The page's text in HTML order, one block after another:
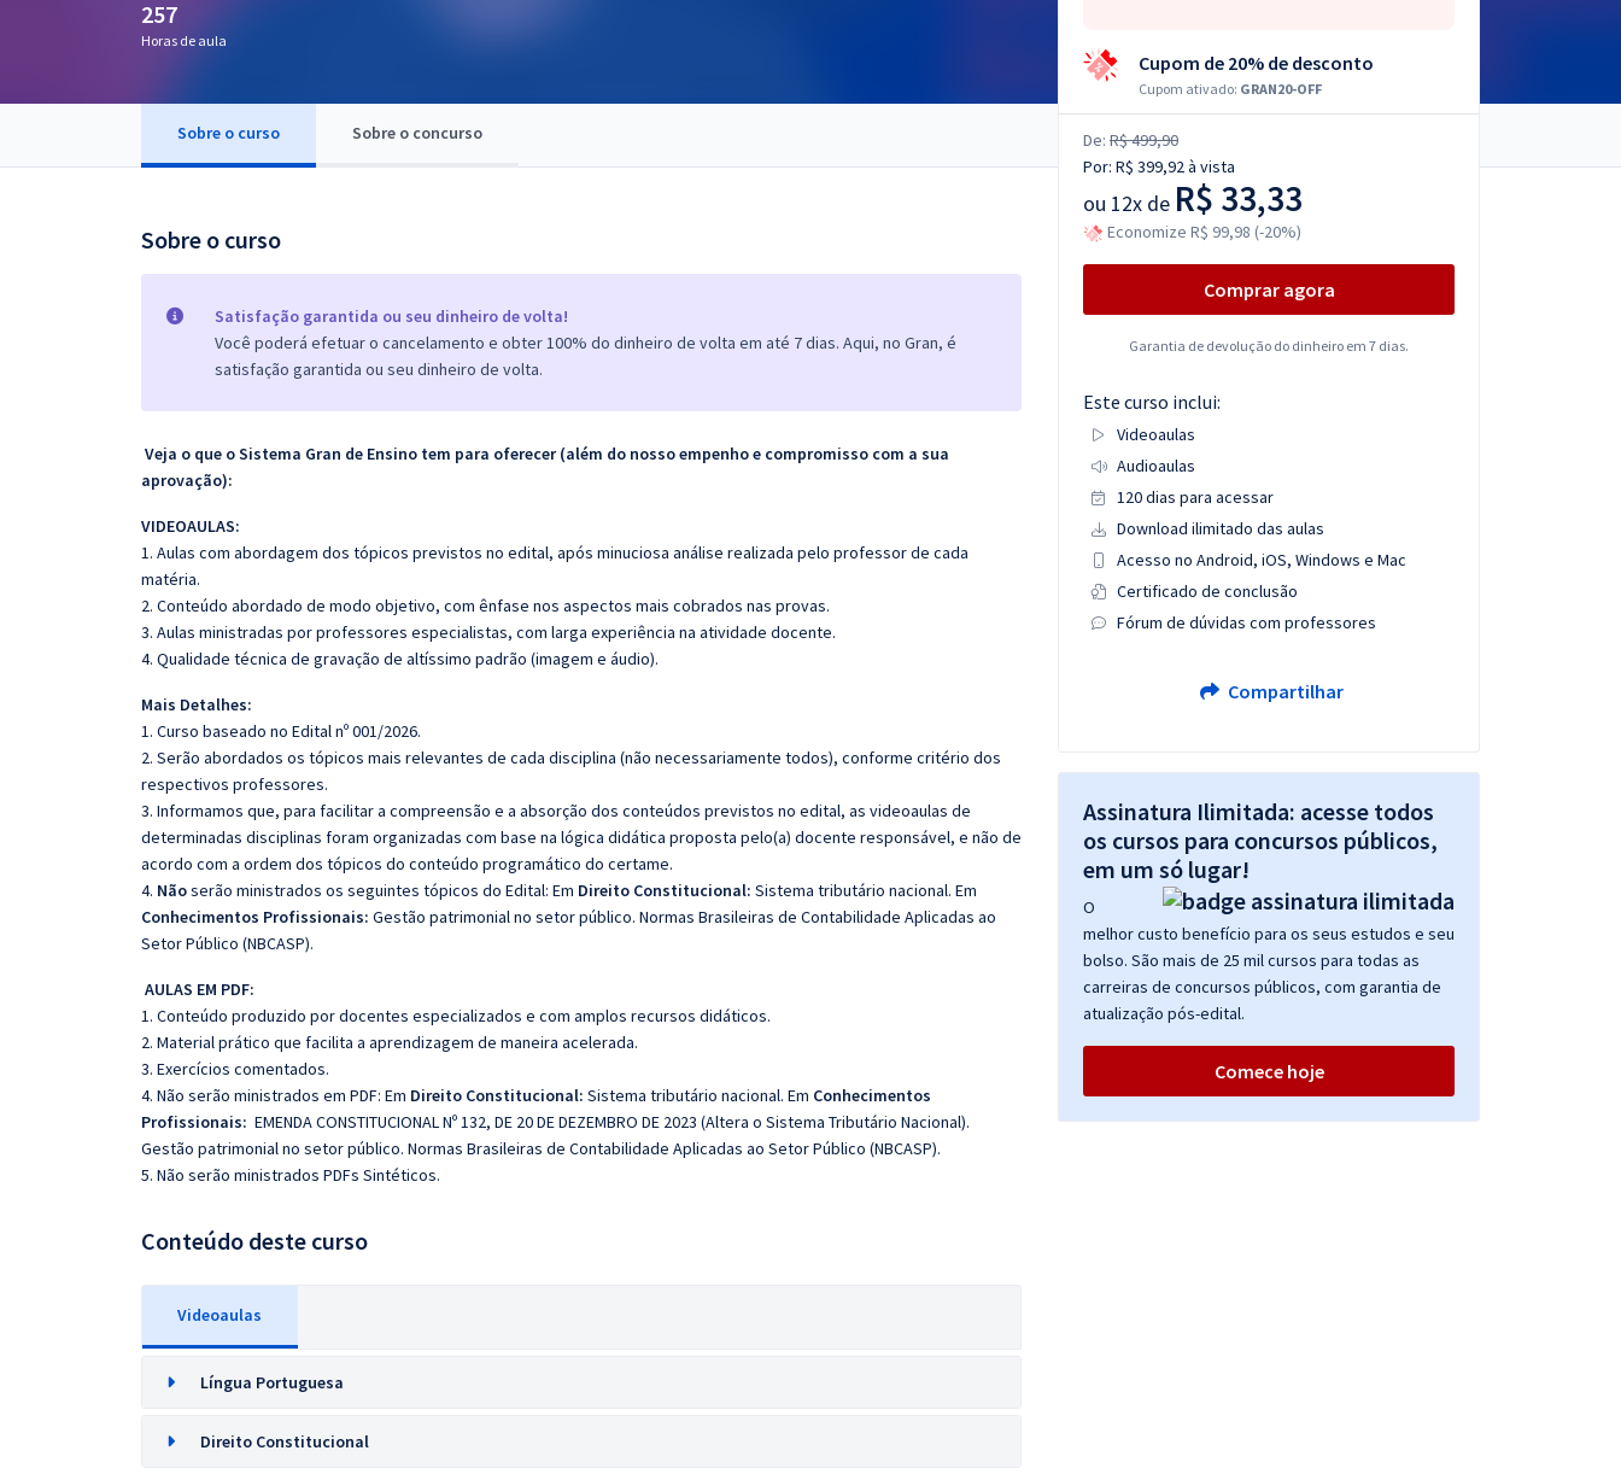
Questões grátis
257
Horas de aula
Sobre o curso Sobre o concurso
Sobre o curso
Satisfação garantida ou seu dinheiro de volta!
Você poderá efetuar o cancelamento e obter 100% do dinheiro de volta em até 7 dias. Aqui, no Gran, é
satisfação garantida ou seu dinheiro de volta.
Veja o que o Sistema Gran de Ensino tem para oferecer (além do nosso empenho e compromisso com a sua
aprovação):
VIDEOAULAS:
1. Aulas com abordagem dos tópicos previstos no edital, após minuciosa análise realizada pelo professor de cada
matéria.
2. Conteúdo abordado de modo objetivo, com ênfase nos aspectos mais cobrados nas provas.
3. Aulas ministradas por professores especialistas, com larga experiência na atividade docente.
4. Qualidade técnica de gravação de altíssimo padrão (imagem e áudio).
Mais Detalhes:
1. Curso baseado no Edital nº 001/2026.
2. Serão abordados os tópicos mais relevantes de cada disciplina (não necessariamente todos), conforme critério dos
respectivos professores.
3. Informamos que, para facilitar a compreensão e a absorção dos conteúdos previstos no edital, as videoaulas de
determinadas disciplinas foram organizadas com base na lógica didática proposta pelo(a) docente responsável, e não de
acordo com a ordem dos tópicos do conteúdo programático do certame.
4. Nãoserão ministrados os seguintes tópicos do Edital: Em Direito Constitucional: Sistema tributário nacional. Em
Conhecimentos Profissionais: Gestão patrimonial no setor público. Normas Brasileiras de Contabilidade Aplicadas ao
Setor Público (NBCASP).
AULAS EM PDF:
1. Conteúdo produzido por docentes especializados e com amplos recursos didáticos.
2. Material prático que facilita a aprendizagem de maneira acelerada.
3. Exercícios comentados.
4. Não serão ministrados em PDF: Em Direito Constitucional: Sistema tributário nacional. Em Conhecimentos
Profissionais: EMENDA CONSTITUCIONAL Nº 132, DE 20 DE DEZEMBRO DE 2023 (Altera o Sistema Tributário Nacional).
Gestão patrimonial no setor público. Normas Brasileiras de Contabilidade Aplicadas ao Setor Público (NBCASP).
5. Não serão ministrados PDFs Sintéticos.
Conteúdo deste curso
Videoaulas
Língua Portuguesa
Direito Constitucional
Cupom de 20% de desconto
Cupom ativado: GRAN20-OFF
De: R$ 499,90
Por: R$ 399,92à vista
ou 12x de R$ 33,33
Economize R$ 99,98 (-20%)
Comprar agora
Garantia de devolução do dinheiro em 7 dias.
Este curso inclui:
Videoaulas
Audioaulas
120 dias para acessar
Download ilimitado das aulas
Acesso no Android, iOS, Windows e Mac
Certificado de conclusão
Fórum de dúvidas com professores
Compartilhar
Assinatura Ilimitada: acesse todos
os cursos para concursos públicos,
em um só lugar!
O
melhor custo benefício para os seus estudos e seu
bolso. São mais de 25 mil cursos para todas as
carreiras de concursos públicos, com garantia de
atualização pós-edital.
Comece hoje